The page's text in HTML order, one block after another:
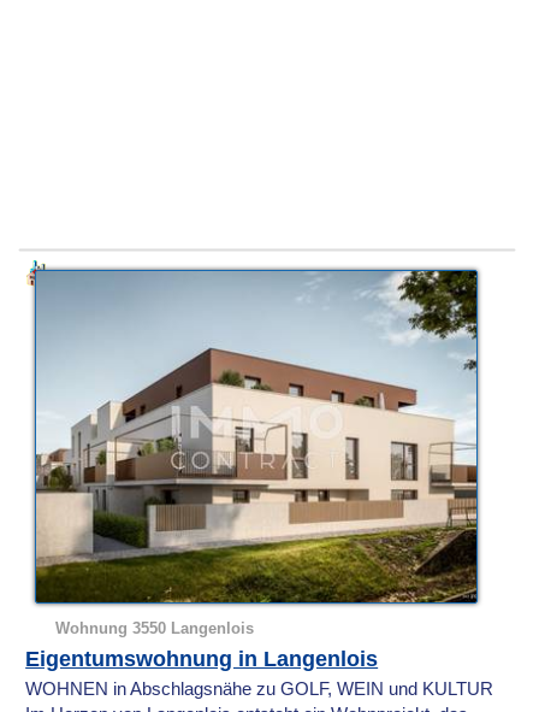
Wohnung 3550 Langenlois
Eigentumswohnung in Langenlois
WOHNEN in Abschlagsnähe zu GOLF, WEIN und KULTUR